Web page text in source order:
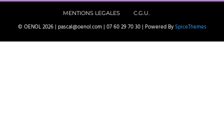
MENTIONS LEGALES C.G.U.
© OENOL 2026 | pascal@oenol.com | 07 60 29 70 30 | Powered By SpiceThemes